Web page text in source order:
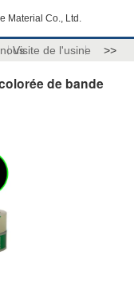
Material Co., Ltd.
Visite de l'usine >>
de bande